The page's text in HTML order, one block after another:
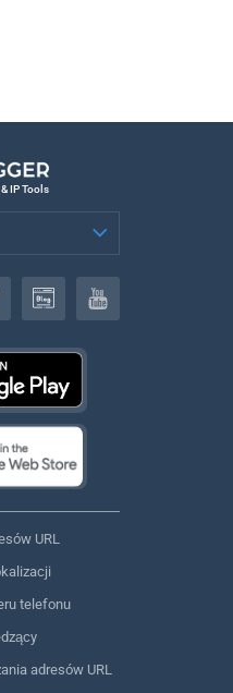
IP Tools
URL
telefonu
adresów URL